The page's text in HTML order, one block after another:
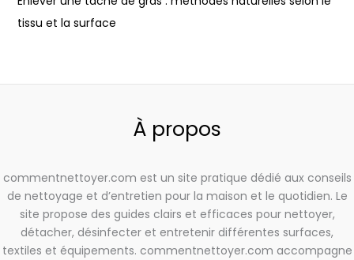
tissu et la surface
À propos
commentnettoyer.com est un site pratique dédié aux conseils
de nettoyage et d’entretien pour la maison et le quotidien. Le
site propose des guides clairs et efficaces pour nettoyer,
détacher, désinfecter et entretenir différentes surfaces,
textiles et équipements. commentnettoyer.com accompagne